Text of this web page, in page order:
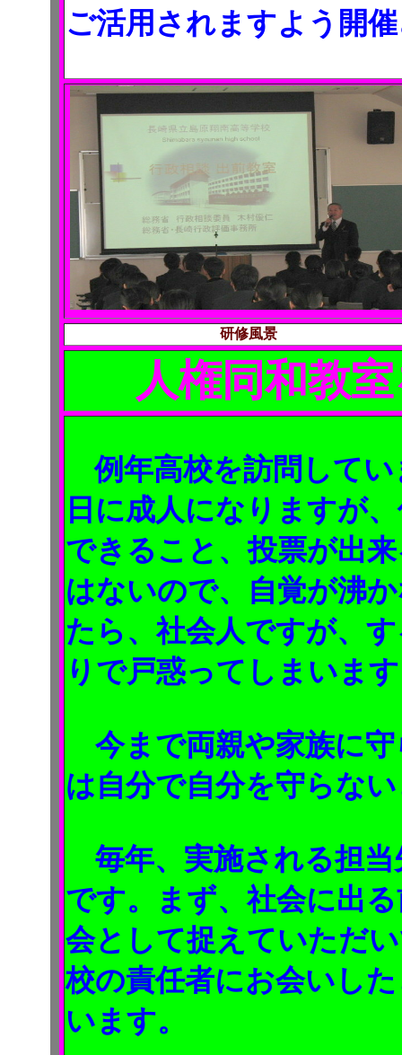
ご活用されますよう開
研修風景
人権同和教
例年高校を訪問して
日に成人になりますが
できること、投票が出
はないので、自覚が沸
たら、社会人ですが、
りで戸惑ってしまいま
今まで両親や家族に
は自分で自分を守らな
毎年、実施される担当
です。まず、社会に出
会として捉えていただ
校の責任者にお会いし
います。